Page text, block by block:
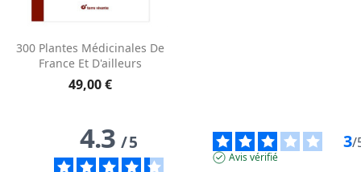
300 Plantes Médicinales De
France Et D'ailleurs
49,00 €
4.3/5 3/
Avis vérifié